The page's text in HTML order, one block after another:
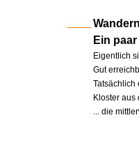
Ein
Eigentlich
Gut
Tatsächlich
Kloster
... die